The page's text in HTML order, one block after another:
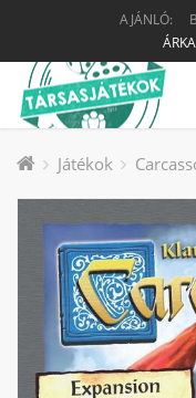
AJÁNLÓ:
Játékok